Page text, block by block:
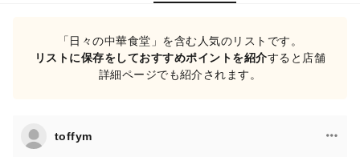
「日々の中華食堂」を含む人気のリストです。
リストに保存をしておすすめポイントを紹介すると店舗
詳細ページでも紹介されます。
toffym